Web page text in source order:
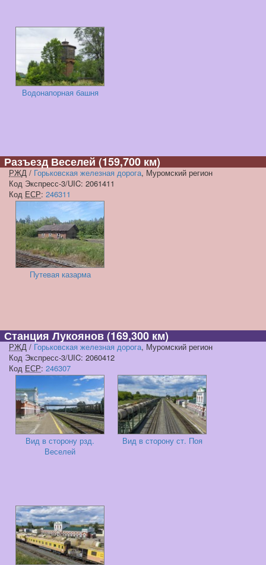
Водонапорная башня
Разъезд Веселей(159,700 км)
РЖД / Горьковская железная дорога, Муромский регион
Код Экспресс-3/UIC: 2061411
Код ЕСР: 246311
Путевая казарма
Станция Лукоянов(169,300 км)
РЖД / Горьковская железная дорога, Муромский регион
Код Экспресс-3/UIC: 2060412
Код ЕСР: 246307
Вид в сторону рзд.
Веселей
Вид в сторону ст. Поя